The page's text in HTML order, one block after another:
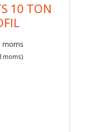
10 TON
moms
moms)